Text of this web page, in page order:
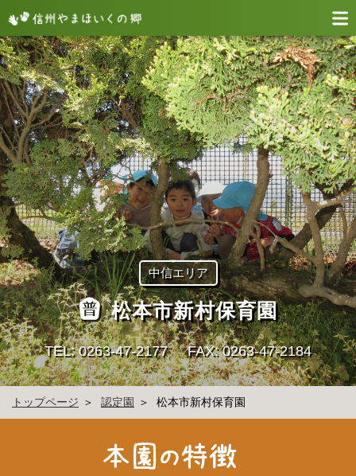
中信エリア
松本市新村保育園
TEL: 0263-47-2177 FAX: 0263-47-2184
トップページ 認定園 松本市新村保育園